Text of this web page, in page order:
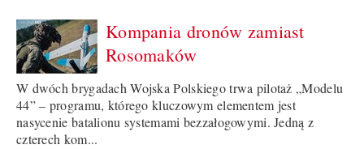
Kompania dronów zamiast
Rosomaków
W dwóch brygadach Wojska Polskiego trwa pilotaż „Modelu
44” – programu, którego kluczowym elementem jest
nasycenie batalionu systemami bezzałogowymi. Jedną z
czterech kom...